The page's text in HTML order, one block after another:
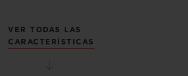
VER TODAS LAS
CARACTERÍSTICAS